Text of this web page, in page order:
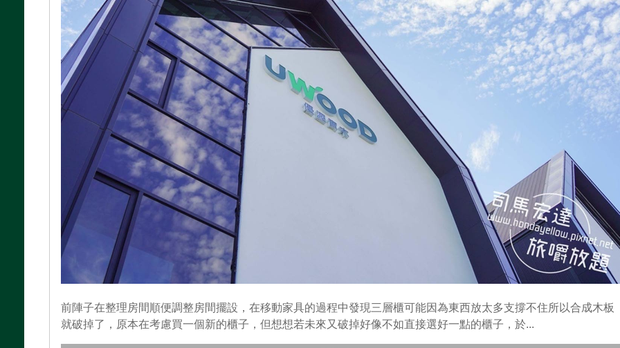
前陣子在整理房間順便調整房間擺設，在移動家具的過程中發現三層櫃可能因為東西放太多支撐不住所以合成木板
就破掉了，原本在考慮買一個新的櫃子，但想想若未來又破掉好像不如直接選好一點的櫃子，於...